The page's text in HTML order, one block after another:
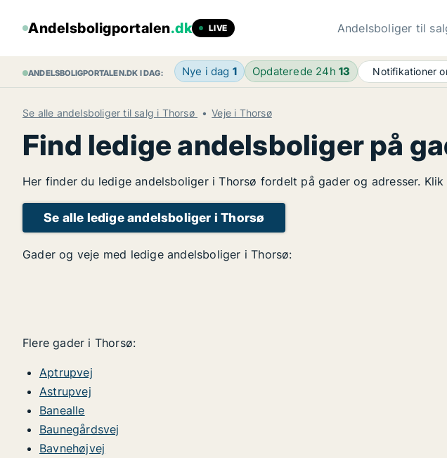
Andelsboligportalen.dk LIVE Andelsboliger til
ANDELSBOLIGPORTALEN.DK I DAG: Nye i dag 1 Opdaterede 24h13 Notifikationer
Se alle andelsboliger til salg i Thorsø Veje i Thorsø
Find ledige andelsboliger på
Her finder du ledige andelsboliger i Thorsø fordelt på gader og adresser.
Se alle ledige andelsboliger i Thorsø
Gader og veje med ledige andelsboliger i Thorsø:
Flere gader i Thorsø:
Aptrupvej
Astrupvej
Banealle
Baunegårdsvej
Bavnehøjvej